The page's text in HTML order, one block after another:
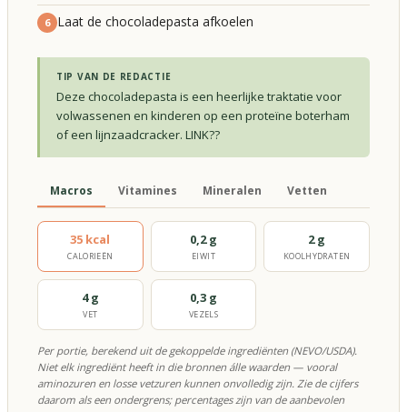
6 Laat de chocoladepasta afkoelen
TIP VAN DE REDACTIE
Deze chocoladepasta is een heerlijke traktatie voor
volwassenen en kinderen op een proteïne boterham
of een lijnzaadcracker. LINK??
Macros Vitamines Mineralen Vetten
35 kcal
CALORIEËN
0,2 g
EIWIT
2 g
KOOLHYDRATEN
4 g
VET
0,3 g
VEZELS
Per portie, berekend uit de gekoppelde ingrediënten (NEVO/USDA).
Niet elk ingrediënt heeft in die bronnen álle waarden — vooral
aminozuren en losse vetzuren kunnen onvolledig zijn. Zie de cijfers
daarom als een ondergrens; percentages zijn van de aanbevolen